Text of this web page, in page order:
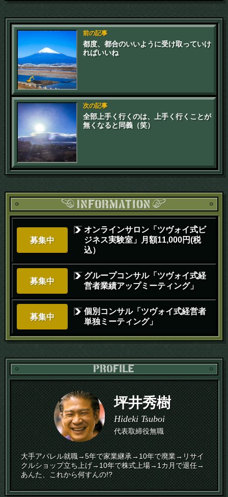
前の記事
都度、都合のいいように受け取っていけ
ればいいね
次の記事
全部上手く行くのは、上手く行くことが
無くなると同義（笑）
募集中
オンラインサロン「ツヴォイ式ビ
ジネス実験室」月額11,000円(税
込）
募集中
グループコンサル「ツヴォイ式経
営者業績アップミーティング」
募集中
個別コンサル「ツヴォイ式経営者
単独ミーティング」
坪井秀樹
Hideki Tsuboi
代表取締役無職
大手アパレル就職→5年で家業継承→10年で廃業→リサイ
クルショップ立ち上げ→10年で株式上場→1カ月で退任→
あんた、これから何すんの!?